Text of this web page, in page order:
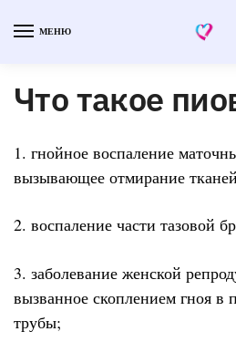
МЕНЮ
Что такое
1. гнойное воспаление
вызывающее отмирание
2. воспаление части тазовой
3. заболевание женской
вызванное скоплением гноя в
трубы;